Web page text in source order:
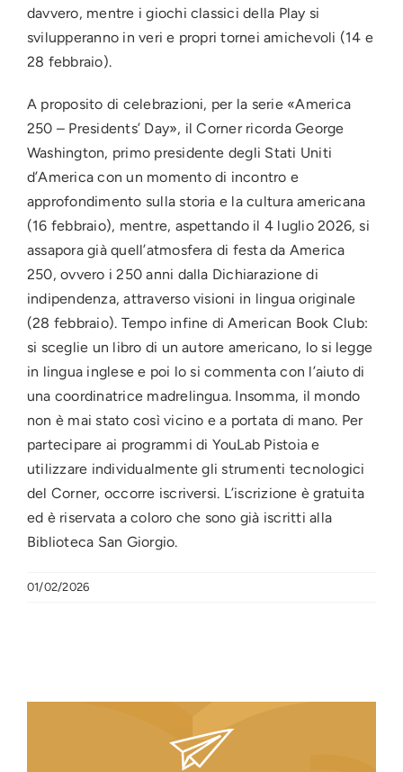
davvero, mentre i giochi classici della Play si
svilupperanno in veri e propri tornei amichevoli (14 e
28 febbraio).
A proposito di celebrazioni, per la serie «America
250 – Presidents’ Day», il Corner ricorda George
Washington, primo presidente degli Stati Uniti
d’America con un momento di incontro e
approfondimento sulla storia e la cultura americana
(16 febbraio), mentre, aspettando il 4 luglio 2026, si
assapora già quell’atmosfera di festa da America
250, ovvero i 250 anni dalla Dichiarazione di
indipendenza, attraverso visioni in lingua originale
(28 febbraio). Tempo infine di American Book Club:
si sceglie un libro di un autore americano, lo si legge
in lingua inglese e poi lo si commenta con l’aiuto di
una coordinatrice madrelingua. Insomma, il mondo
non è mai stato così vicino e a portata di mano. Per
partecipare ai programmi di YouLab Pistoia e
utilizzare individualmente gli strumenti tecnologici
del Corner, occorre iscriversi. L’iscrizione è gratuita
ed è riservata a coloro che sono già iscritti alla
Biblioteca San Giorgio.
01/02/2026